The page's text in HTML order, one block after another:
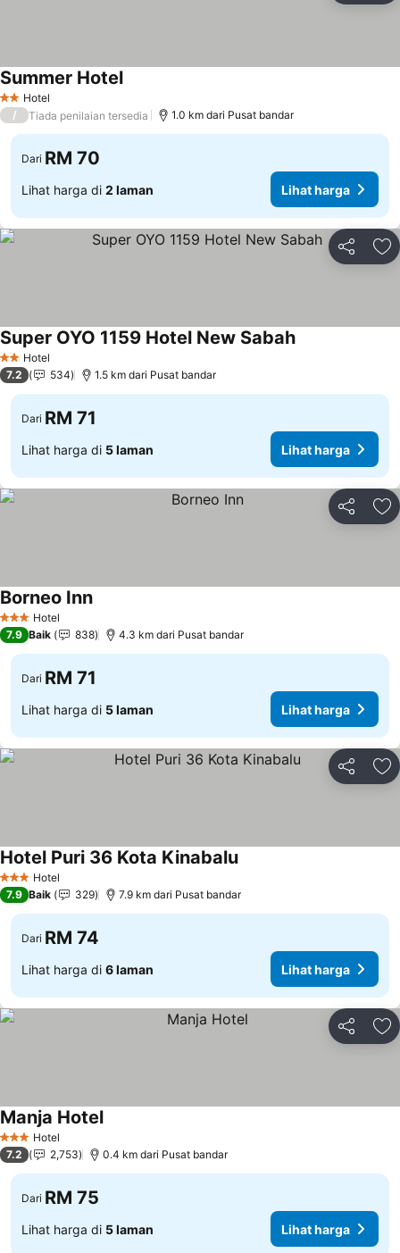
2 Bintang
Hotel
Summer Hotel
/ Tiada penilaian tersedia 1.0 km dari Pusat bandar
Dari RM 70
Lihat harga di 2 laman Lihat harga
Kongsi
2 Bintang
Hotel
Super OYO 1159 Hotel New Sabah
7.2 534 1.5 km dari Pusat bandar
Dari RM 71
Lihat harga di 5 laman Lihat harga
Kongsi
3 BintangHotel
Borneo Inn
7.9 Baik 838 4.3 km dari Pusat bandar
Dari RM 71
Lihat harga di 5 laman Lihat harga
Kongsi
3 BintangHotel
Hotel Puri 36 Kota Kinabalu
7.9 Baik 329 7.9 km dari Pusat bandar
Dari RM 74
Lihat harga di 6 laman Lihat harga
Kongsi
3 BintangHotel
Manja Hotel
7.2 2,753 0.4 km dari Pusat bandar
Dari RM 75
Lihat harga di 5 laman Lihat harga